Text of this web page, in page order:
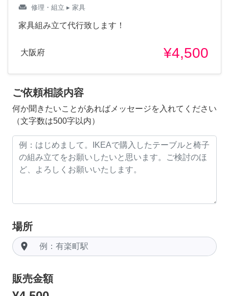
weekend 修理・組立 ▸ 家具
家具組み立て代行致します！
大阪府 ¥4,500
ご依頼相談内容
何か聞きたいことがあればメッセージを入れてください
（文字数は500字以内）
場所
room
販売金額